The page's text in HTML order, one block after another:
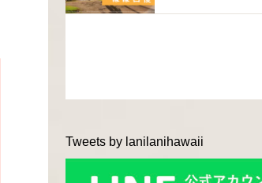
Tweets by lanilanihawaii